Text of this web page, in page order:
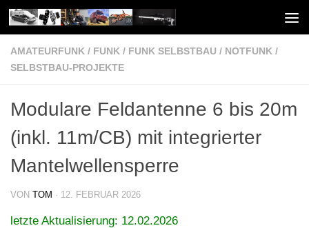
Unter dem Inhalt
AMATEURFUNK / FUNK / FUNK SELBSTBAU / NOTFUNK /
SELBSTBAU-PROJEKTE
Modulare Feldantenne 6 bis 20m
(inkl. 11m/CB) mit integrierter
Mantelwellensperre
VON TOM · 12. FEBRUAR 2026
letzte Aktualisierung: 12.02.2026